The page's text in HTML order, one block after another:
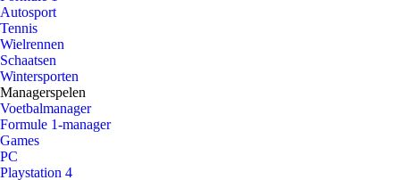
Autosport
Tennis
Wielrennen
Schaatsen
Wintersporten
Managerspelen
Voetbalmanager
Formule 1-manager
Games
PC
Playstation 4